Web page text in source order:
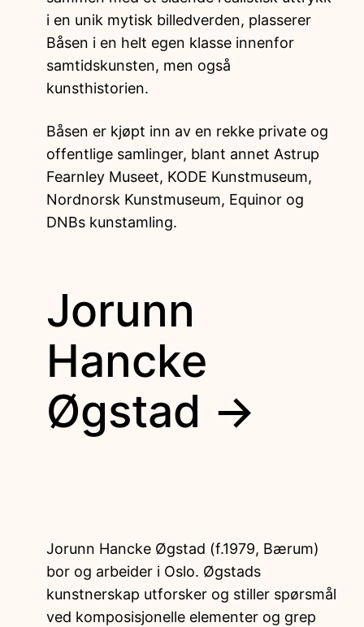
i en unik mytisk billedverden, plasserer
Båsen i en helt egen klasse innenfor
samtidskunsten, men også
kunsthistorien.
Båsen er kjøpt inn av en rekke private og
offentlige samlinger, blant annet Astrup
Fearnley Museet, KODE Kunstmuseum,
Nordnorsk Kunstmuseum, Equinor og
DNBs kunstamling.
Jorunn
Hancke
Øgstad →
Jorunn Hancke Øgstad (f.1979, Bærum)
bor og arbeider i Oslo. Øgstads
kunstnerskap utforsker og stiller spørsmål
ved komposisjonelle elementer og grep